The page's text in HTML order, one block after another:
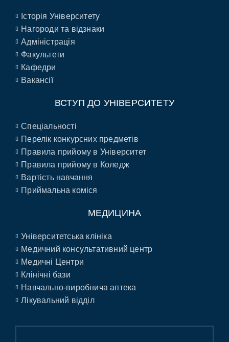
Історія Університету
Нагороди та відзнаки
Адміністрація
Факультети
Кафедри
Вакансії
ВСТУП ДО УНІВЕРСИТЕТУ
Спеціальності
Перелік конкурсних предметів
Правила прийому в Університет
Правила прийому в Коледж
Вартість навчання
Приймальна коміся
МЕДИЦИНА
Університетська клініка
Медичний консультативний центр
Медичні Центри
Клінічні бази
Навчально-виробнича аптека
Лікувальний відділ